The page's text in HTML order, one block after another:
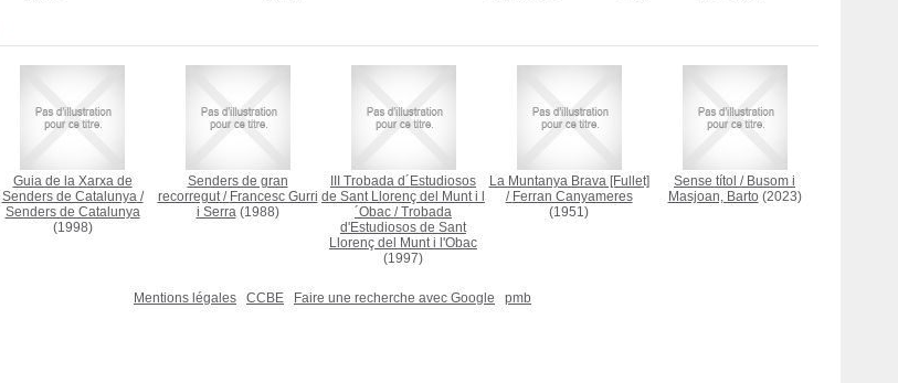
Guia de la Xarxa de
Senders de Catalunya/
Senders de Catalunya
(1998)
Senders de gran
recorregut/ Francesc Gurri
i Serra(1988)
III Trobada d´Estudiosos
de Sant Llorenç del Munt i l
´Obac /Trobada
d'Estudiosos de Sant
Llorenç del Munt i l'Obac
(1997)
La Muntanya Brava [Fullet]
/ Ferran Canyameres
(1951)
Sense títol / Busom i
Masjoan, Barto(2023)
Mentions légales CCBE Faire une recherche avec Google pmb